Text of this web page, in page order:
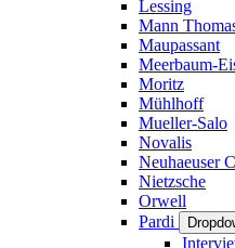
Lessing
Mann
Maupassant
Meerbaum-
Moritz
Mühlhoff
Mueller-Salo
Novalis
Neuhaeuser
Nietzsche
Orwell
Pardi